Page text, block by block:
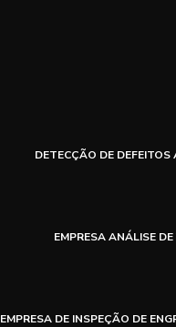
DETECÇÃO DE
EMPRESA ANÁLISE
EMPRESA DE INSPEÇÃO DE